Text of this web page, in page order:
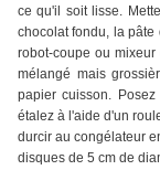
ce qu'il soit lisse.
chocolat fondu, la
robot-coupe ou
mélangé mais
papier cuisson.
étalez à l'aide d'un
durcir au congélateur
disques de 5 cm de